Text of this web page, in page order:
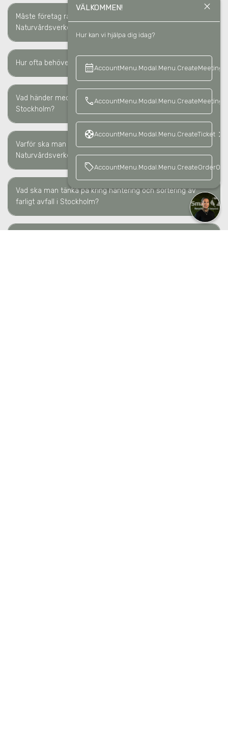
VÄLKOMMEN! close
Hur kan vi hjälpa dig idag?
calendar_monthAccountMenu.Modal.Menu.CreateMeeting
call
supportAccountMenu.Modal.Menu.CreateTicket keyboard_arrow_right
sell
keyboard_arrow_right
Måste företag rapportera farligt avfall till
Naturvårdsverket
keyboard_arrow_right
Hur ofta behöver farligt avfall hämtas
keyboard_arrow_right
Vad händer med farligt avfall efter hämtningi
Stockholm?
keyboard_arrow_right
Varför ska man rapportera farligt avfall till
Naturvårdsverket?
keyboard_arrow_right
Vad ska man tänka på kring hantering och sortering av
farligt avfall i Stockholm?